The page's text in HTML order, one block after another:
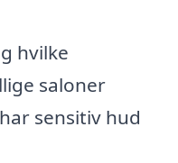
hvilke
saloner
sensitiv hud